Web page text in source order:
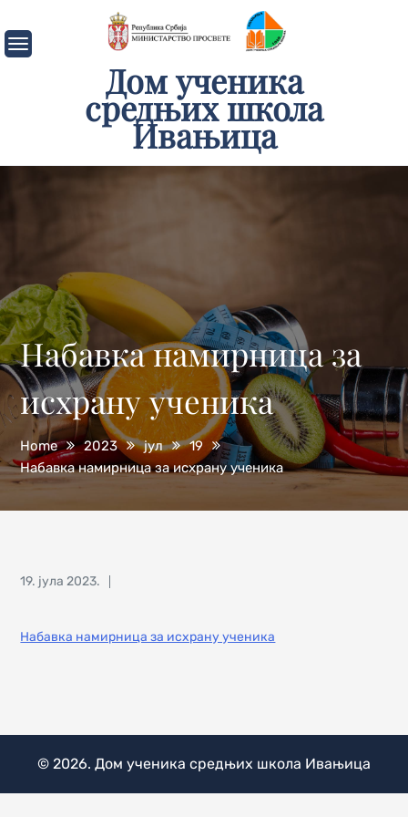
to
content
Дом ученика
средњих школа
Ивањица
Набавка намирница за
исхрану ученика
Home 2023 јул
19
Набавка намирница за исхрану ученика
Posted
19. јула 2023.
Набавка намирница за исхрану ученика
© 2026. Дом ученика средњих школа Ивањица